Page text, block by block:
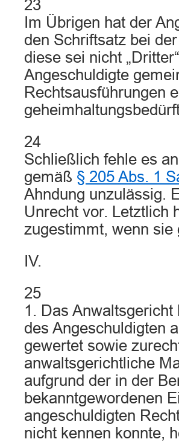
23
Im Übrigen hat der
den Schriftsatz bei
diese sei nicht
Angeschuldigte
Rechtsausführungen
24
Schließlich fehle es
gemäß § 205 Abs. 1
Ahndung unzulässig.
Unrecht vor. Letztlich
zugestimmt, wenn
IV.
25
1. Das
des Angeschuldigten
gewertet sowie
anwaltsgerichtliche
aufgrund der in der
bekanntgewordenen
angeschuldigten
nicht kennen konnte,